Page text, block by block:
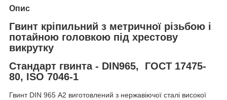
Опис
Гвинт кріпильний з метричної різьбою і
потайною головкою під хрестову
викрутку
Стандарт гвинта - DIN965, ГОСТ 17475-
80, ISO 7046-1
Гвинт DIN 965 А2 виготовлений з нержавіючої сталі високої